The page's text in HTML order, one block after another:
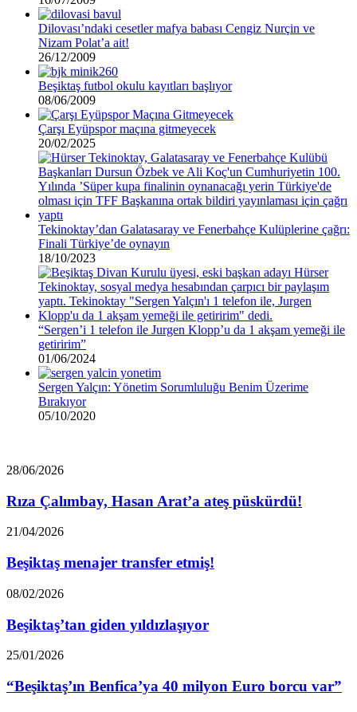
Dilovası’ndaki cesetler mafya babası Cengiz Nurçin ve
Nizam Polat’a ait!
26/12/2009
Beşiktaş futbol okulu kayıtları başlıyor
08/06/2009
Çarşı Eyüpspor maçına gitmeyecek
20/02/2025
Tekinoktay’dan Galatasaray ve Fenerbahçe Kulüplerine çağrı:
Finali Türkiye’de oynayın
18/10/2023
“Sergen’i 1 telefon ile Jurgen Klopp’u da 1 akşam yemeği ile
getiririm”
01/06/2024
Sergen Yalçın: Yönetim Sorumluluğu Benim Üzerime
Bırakıyor
05/10/2020
Rıza
Hasan
Arat’a
ateş
28/06/2026
Rıza Çalımbay, Hasan Arat’a ateş püskürdü!
Beşiktaş
transfer
etmiş!
21/04/2026
Beşiktaş menajer transfer etmiş!
Beşiktaş’tan
yıldızlaşıyor
08/02/2026
Beşiktaş’tan giden yıldızlaşıyor
“Beşiktaş’ın
40
milyon
25/01/2026
“Beşiktaş’ın Benfica’ya 40 milyon Euro borcu var”